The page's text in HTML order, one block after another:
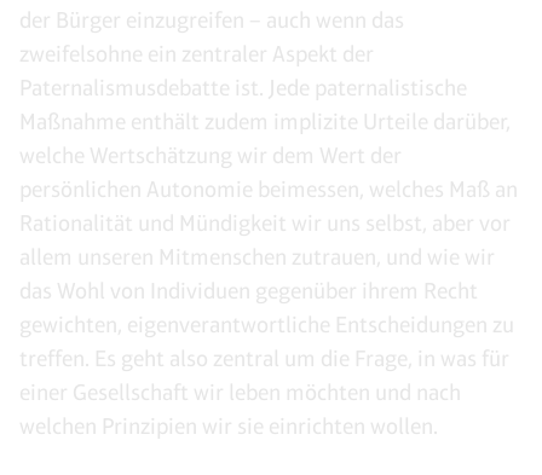
der Bürger einzugreifen – auch wenn das
zweifelsohne ein zentraler Aspekt der
Paternalismusdebatte ist. Jede paternalistische
Maßnahme enthält zudem implizite Urteile darüber,
welche Wertschätzung wir dem Wert der
persönlichen Autonomie beimessen, welches Maß an
Rationalität und Mündigkeit wir uns selbst, aber vor
allem unseren Mitmenschen zutrauen, und wie wir
das Wohl von Individuen gegenüber ihrem Recht
gewichten, eigenverantwortliche Entscheidungen zu
treffen. Es geht also zentral um die Frage, in was für
einer Gesellschaft wir leben möchten und nach
welchen Prinzipien wir sie einrichten wollen.